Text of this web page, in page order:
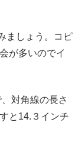
ましょう。コピ
が多いのでイ
対角線の長さ
と14.３インチ